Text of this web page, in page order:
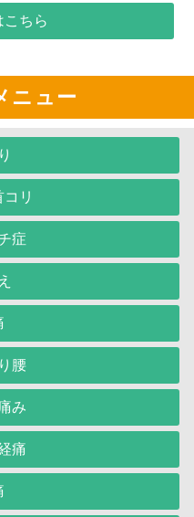
こちら
ニュー
リ
症
腰
み
痛